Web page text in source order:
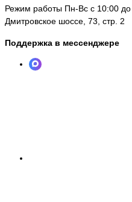
Режим работы Пн-Вс с 10:00
Дмитровское шоссе, 73, стр. 2
Поддержка в мессенджере